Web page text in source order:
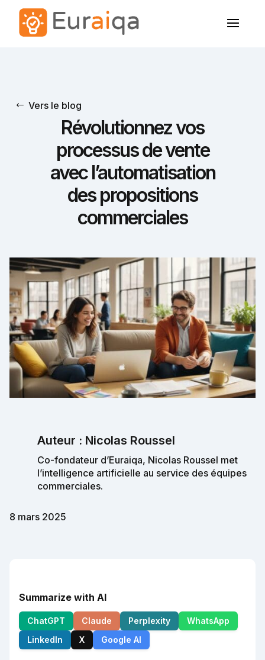
Vers le blog
Révolutionnez vos
processus de vente
avec l’automatisation
des propositions
commerciales
Auteur : Nicolas Roussel
Co-fondateur d’Euraiqa, Nicolas Roussel met
l’intelligence artificielle au service des équipes
commerciales.
8 mars 2025
Summarize with AI
ChatGPT Claude Perplexity
WhatsApp
LinkedIn
X Google AI